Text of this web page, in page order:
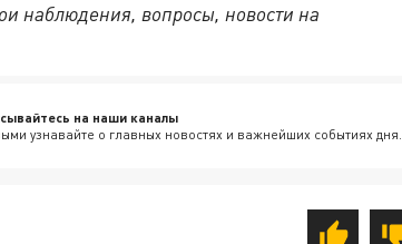
наблюдения, вопросы, новости на
на наши каналы
узнавайте о главных новостях и важнейших событиях дня.